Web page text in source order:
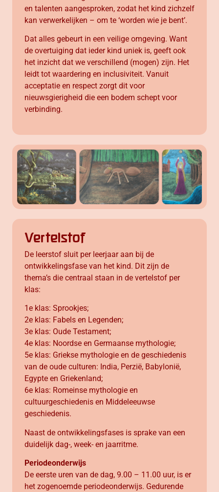
en talenten aangesproken, zodat het kind zichzelf
kan verwerkelijken – om te ‘worden wie je bent’.
Dat alles gebeurt in een veilige omgeving. Want
de overtuiging dat ieder kind uniek is, geeft ook
het inzicht dat we verschillend (mogen) zijn. Het
leidt tot waardering en inclusiviteit. Vanuit
acceptatie en respect zorgt dit voor
nieuwsgierigheid die een bodem schept voor
verbinding.
Vertelstof
De leerstof sluit per leerjaar aan bij de
ontwikkelingsfase van het kind. Dit zijn de
thema’s die centraal staan in de vertelstof per
klas:
1e klas: Sprookjes;
2e klas: Fabels en Legenden;
3e klas: Oude Testament;
4e klas: Noordse en Germaanse mythologie;
5e klas: Griekse mythologie en de geschiedenis
van de oude culturen: India, Perzië, Babylonië,
Egypte en Griekenland;
6e klas: Romeinse mythologie en
cultuurgeschiedenis en Middeleeuwse
geschiedenis.
Naast de ontwikkelingsfases is sprake van een
duidelijk dag-, week- en jaarritme.
Periodeonderwijs
De eerste uren van de dag, 9.00 – 11.00 uur, is er
het zogenoemde periodeonderwijs. Gedurende